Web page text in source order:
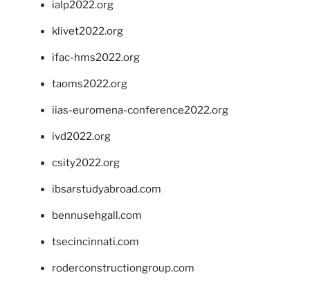
ialp2022.org
klivet2022.org
ifac-hms2022.org
taoms2022.org
iias-euromena-conference2022.org
ivd2022.org
csity2022.org
ibsarstudyabroad.com
bennusehgall.com
tsecincinnati.com
roderconstructiongroup.com